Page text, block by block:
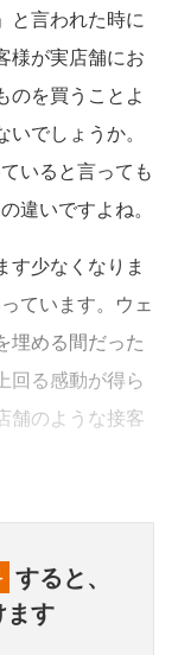
と言われた時に
様が実店舗にお
のを買うことよ
でしょうか。
いると言っても
違いですよね。
少なくなりま
ています。ウェ
埋める間だった
回る感動が得ら
舗のような接客
すると、
ます